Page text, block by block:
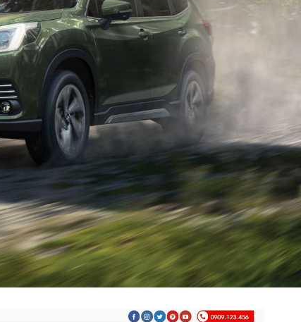
BENZ
đầy đủ tính năng, có giao diện điện
full dòng xe Mercedes-Benz.